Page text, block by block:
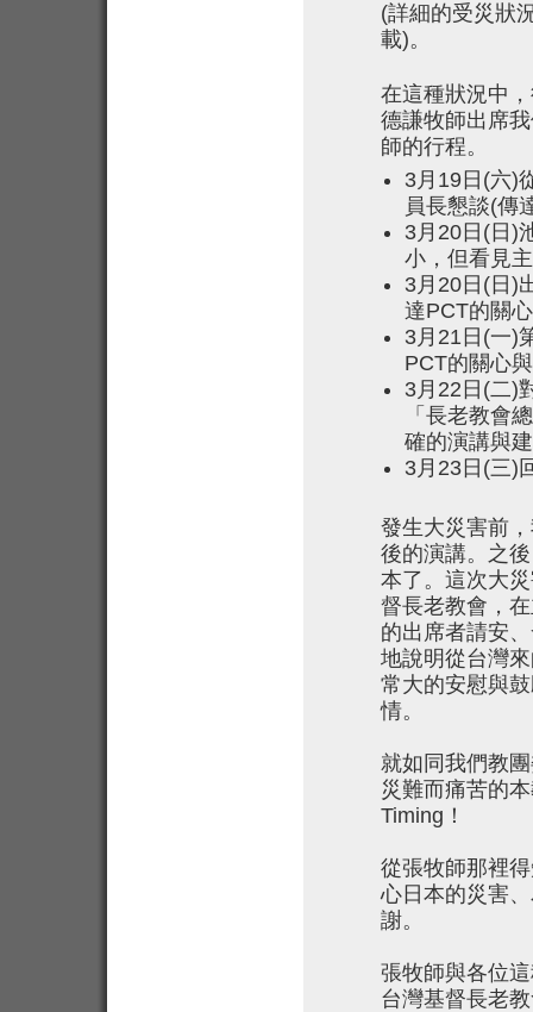
(詳細的受災狀
載)。
在這種狀況中
德謙牧師出席
師的行程。
3月19日(六)
員長懇談(傳
3月20日(日)
小，但看見
3月20日(日)
達PCT的關
3月21日(一)
PCT的關心
3月22日(二)
「長老教會
確的演講與
3月23日(三)
發生大災害前
後的演講。之
本了。這次大
督長老教會，
的出席者請安
地說明從台灣
常大的安慰與
情。
就如同我們教
災難而痛苦的
Timing！
從張牧師那裡
心日本的災害
謝。
張牧師與各位
台灣基督長老